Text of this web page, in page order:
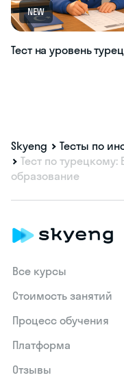
NEW
Тест на уровень
Skyeng Тесты по
Тест по
образование
Все курсы
Стоимость занятий
Процесс обучения
Платформа
Отзывы